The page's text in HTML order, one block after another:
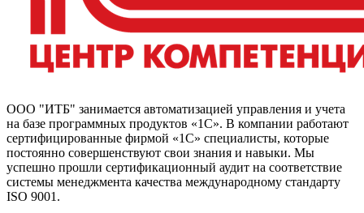
ООО "ИТБ" занимается автоматизацией управления и учета
на базе программных продуктов «1С». В компании работают
сертифицированные фирмой «1С» специалисты, которые
постоянно совершенствуют свои знания и навыки. Мы
успешно прошли сертификационный аудит на соответствие
системы менеджмента качества международному стандарту
ISO 9001.